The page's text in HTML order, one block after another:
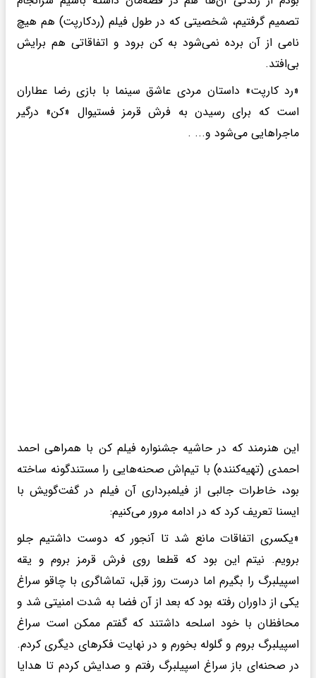
تصمیم گرفتیم، شخصیتی که در طول فیلم (ردکارپت) هم هیچ
نامی از آن برده نمی‌شود به کن برود و اتفاقاتی هم برایش
بی‌افتد.
«رد کارپت» داستان مردی عاشق سینما با بازی رضا عطاران
است که برای رسیدن به فرش قرمز فستیوال «کن» درگیر
ماجراهایی می‌شود و... .
این هنرمند که در حاشیه جشنواره فیلم کن با همراهی احمد
احمدی (تهیه‌کننده) با تیم‌اش صحنه‌هایی را مستندگونه ساخته
بود، خاطرات جالبی از فیلمبرداری آن فیلم در گفت‌گویش با
ایسنا تعریف کرد که در ادامه مرور می‌کنیم:
«یکسری اتفاقات مانع شد تا آنجور که دوست داشتیم جلو
برویم. نیتم این بود که قطعا روی فرش قرمز بروم و یقه
اسپیلبرگ را بگیرم اما درست روز قبل، تماشاگری با چاقو سراغ
یکی از داوران رفته بود که بعد از آن فضا به شدت امنیتی شد و
محافظان با خود اسلحه داشتند که گفتم ممکن است سراغ
اسپیلبرگ بروم و گلوله بخورم و در نهایت فکرهای دیگری کردم.
در صحنه‌ای باز سراغ اسپیلبرگ رفتم و صدایش کردم تا هدایا